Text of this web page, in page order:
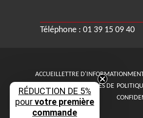
Téléphone : 01 39 15 09 40
ACCUEILLETTRE D'INFORMATION
CONDITIONS GÉNÉRALES DE
VENTE
RÉDUCTION DE 5%
pourvotre première
commande